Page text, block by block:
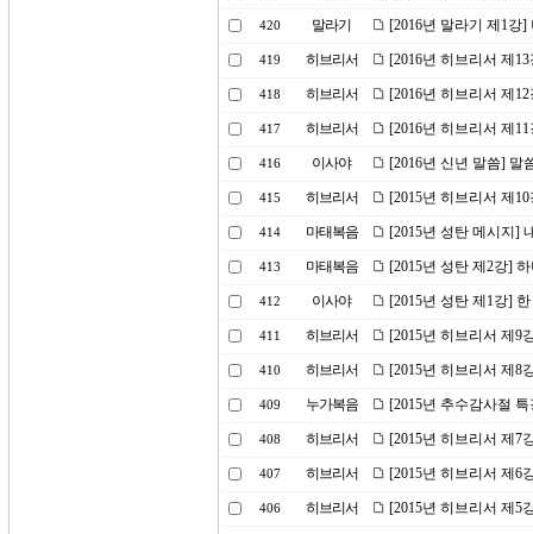
420 말라기 [2016년 말라기 제1강
419 히브리서 [2016년 히브리서 제
418 히브리서 [2016년 히브리서 제
417 히브리서 [2016년 히브리서 제
416 이사야 [2016년 신년 말씀] 말
415 히브리서 [2015년 히브리서 제
414 마태복음 [2015년 성탄 메시지]
413 마태복음 [2015년 성탄 제2강]
412 이사야 [2015년 성탄 제1강]
411 히브리서 [2015년 히브리서 제9
410 히브리서 [2015년 히브리서 제8
409 누가복음 [2015년 추수감사절
408 히브리서 [2015년 히브리서 제7
407 히브리서 [2015년 히브리서 제6
406 히브리서 [2015년 히브리서 제5